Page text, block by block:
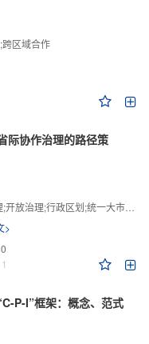
区域合作
际协作治理的路径策
治理;行政区划;统一大市场;新发展格局
>
1
P-I”框架：概念、范式